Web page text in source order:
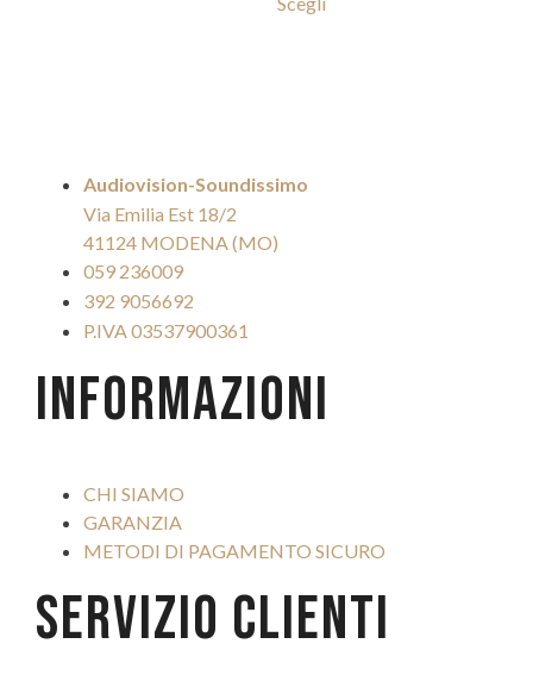
Audiovision-Soundissimo
Via Emilia Est 18/2
41124 MODENA (MO)
059 236009
392 9056692
P.IVA 03537900361
INFORMAZIONI
CHI SIAMO
GARANZIA
METODI DI PAGAMENTO SICURO
SERVIZIO CLIENTI